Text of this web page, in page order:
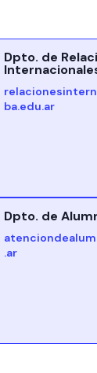
Dpto. de
ba.edu.ar
Dpto. de
.ar